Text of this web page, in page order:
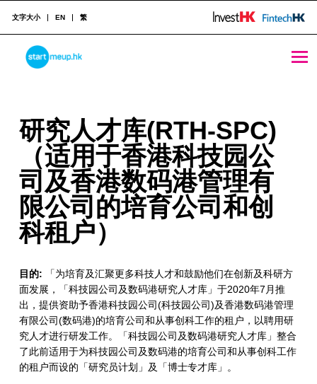
STARTMEUPHK
STARTMEUPHK FESTIVAL IS THE LEADING STARTUP AND INNOVATION CONFERENCE EVENT IN HONG KONG
文字大小 EN 繁
研
究
人
才
库
R
T
H
-
研究人才库(RTH-SPC)
（适用于香港科技园公
司及香港数码港管理有
限公司的培育公司和创
科租户）
目的: 「为培育及汇聚更多科技人才和鼓励他们在创新及科研方
面发展，「科技园公司及数码港研究人才库」于2020年7月推
出，提供资助予香港科技园公司(科技园公司)及香港数码港管理
有限公司(数码港)的培育公司和从事创科工作的租户，以聘用研
究人才进行研发工作。「科技园公司及数码港研究人才库」整合
了此前适用于为科技园公司及数码港的培育公司和从事创科工作
的租户而设的「研究员计划」及「博士专才库」。